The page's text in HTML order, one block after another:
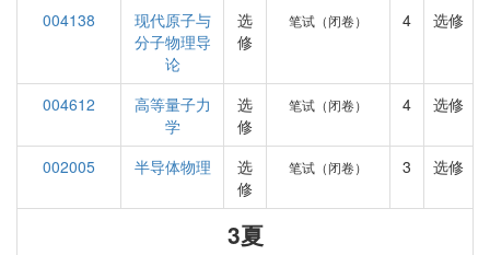
004138
现代原子与
分子物理导
论
选
修
笔试（闭卷） 4 选修
004612
高等量子力
学
选
修
笔试（闭卷） 4 选修
002005 半导体物理
选
修
笔试（闭卷） 3 选修
3夏